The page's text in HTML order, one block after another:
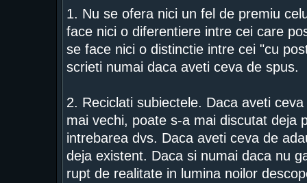
1. Nu se ofera nici un fel de premiu
face nici o diferentiere intre cei care
se face nici o distinctie intre cei "cu
scrieti numai daca aveti ceva de spus.
2. Reciclati subiectele. Daca aveti
mai vechi, poate s-a mai discutat deja
intrebarea dvs. Daca aveti ceva de
deja existent. Daca si numai daca nu
rupt de realitate in lumina noilor